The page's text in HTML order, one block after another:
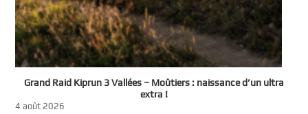
Grand Raid Kiprun 3 Vallées – Moûtiers : naissance d’un ultra
extra !
4 août 2026